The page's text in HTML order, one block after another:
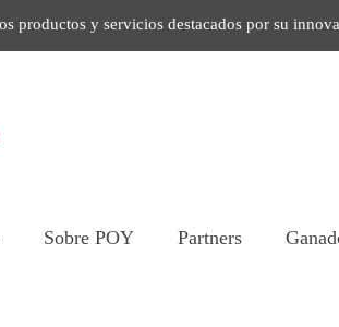
productos y servicios destacados por su
Sobre POY Partners